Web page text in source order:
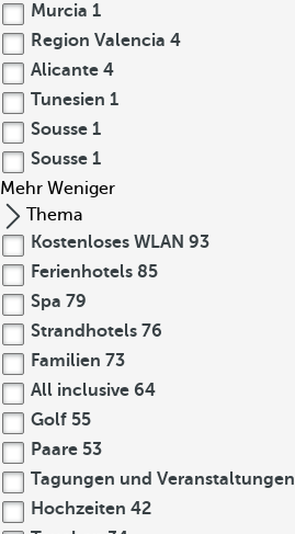
Murcia 1
Region Valencia 4
Alicante 4
Tunesien 1
Sousse 1
Sousse 1
Mehr Weniger
Thema
Kostenloses WLAN 93
Ferienhotels 85
Spa 79
Strandhotels 76
Familien 73
All inclusive 64
Golf 55
Paare 53
Tagungen und Veranstaltungen
Hochzeiten 42